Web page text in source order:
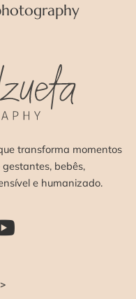
transforma momentos
bebês,
e humanizado.